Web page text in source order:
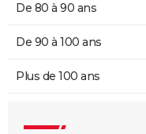
De 80 à 90 ans
De 90 à 100 ans
Plus de 100 ans